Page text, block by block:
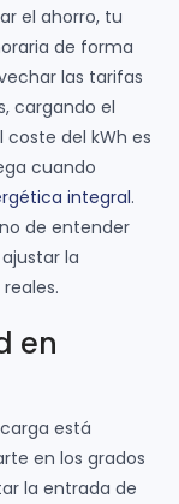
el ahorro, tu
de forma
las tarifas
cargando el
del kWh es
cuando
integral.
de entender
la
en
está
en los grados
la entrada de